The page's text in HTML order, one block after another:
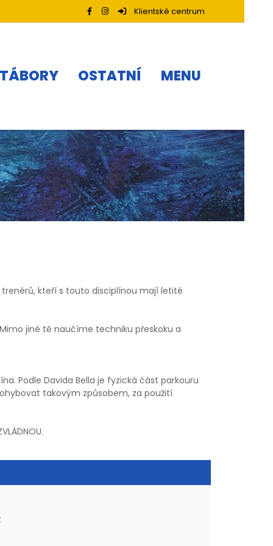
Klientské centrum
OSTATNÍ MENU
kteří s touto disciplínou mají letité
jiné tě naučíme techniku přeskoku a
Podle Davida Bella je fyzická část parkouru
takovým způsobem, za použití